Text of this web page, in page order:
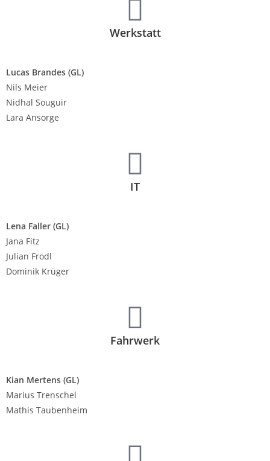
Werkstatt
Lucas Brandes (GL)
Nils Meier
Nidhal Souguir
Lara Ansorge
IT
Lena Faller (GL)
Jana Fitz
Julian Frodl
Dominik Krüger
Fahrwerk
Kian Mertens (GL)
Marius Trenschel
Mathis Taubenheim